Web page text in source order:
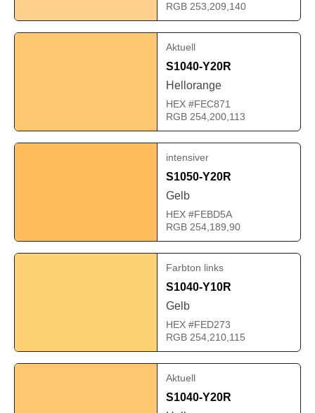
RGB 253,209,140
Aktuell
S1040-Y20R
Hellorange
HEX #FEC871
RGB 254,200,113
intensiver
S1050-Y20R
Gelb
HEX #FEBD5A
RGB 254,189,90
Farbton links
S1040-Y10R
Gelb
HEX #FED273
RGB 254,210,115
Aktuell
S1040-Y20R